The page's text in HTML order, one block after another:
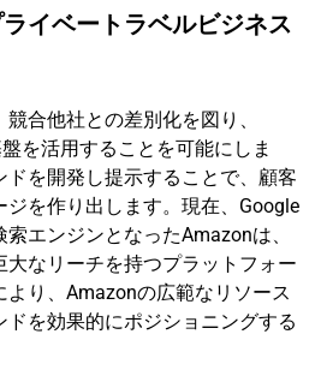
イベートラベルビジネス
合他社との差別化を図り、
を活用することを可能にしま
を開発し提示することで、顧客
を作り出します。現在、Google
エンジンとなったAmazonは、
なリーチを持つプラットフォー
り、Amazonの広範なリソース
ドを効果的にポジショニングする